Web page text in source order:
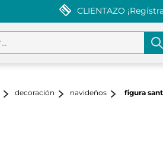
CLIENTAZO
decoración navideños figura